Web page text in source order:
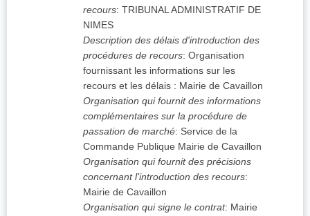
recours: TRIBUNAL ADMINISTRATIF DE
NIMES
Description des délais d'introduction des
procédures de recours: Organisation
fournissant les informations sur les
recours et les délais : Mairie de Cavaillon
Organisation qui fournit des informations
complémentaires sur la procédure de
passation de marché: Service de la
Commande Publique Mairie de Cavaillon
Organisation qui fournit des précisions
concernant l'introduction des recours:
Mairie de Cavaillon
Organisation qui signe le contrat: Mairie